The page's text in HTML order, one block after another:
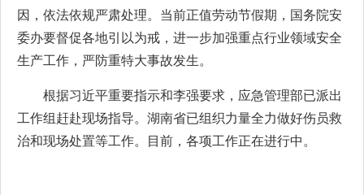
因，依法依规严肃处理。当前正值劳动节假期，国务院安
委办要督促各地引以为戒，进一步加强重点行业领域安全
生产工作，严防重特大事故发生。
根据习近平重要指示和李强要求，应急管理部已派出
工作组赶赴现场指导。湖南省已组织力量全力做好伤员救
治和现场处置等工作。目前，各项工作正在进行中。